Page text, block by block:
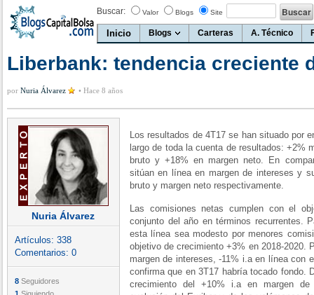
Buscar: Valor Blogs Site
Inicio Blogs Carteras A. Técnico
Liberbank: tendencia creciente
por Nuria Álvarez • Hace 8 años
Nuria Álvarez
Artículos: 338
Comentarios: 0
8 Seguidores
Los resultados de 4T17 se han situado por
largo de toda la cuenta de resultados: +2%
bruto y +18% en margen neto. En
sitúan en línea en margen de intereses y
bruto y margen neto respectivamente.
Las comisiones netas cumplen con el
conjunto del año en términos recurrentes.
esta línea sea modesto por menores
objetivo de crecimiento +3% en 2018-2020.
margen de intereses, -11% i.a en línea con
confirma que en 3T17 habría tocado fondo.
crecimiento del +10% i.a en margen